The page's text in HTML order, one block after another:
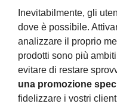
Inevitabilmente, gli
dove è possibile.
analizzare il proprio
prodotti sono più
evitare di restare
una promozione
fidelizzare i vostri